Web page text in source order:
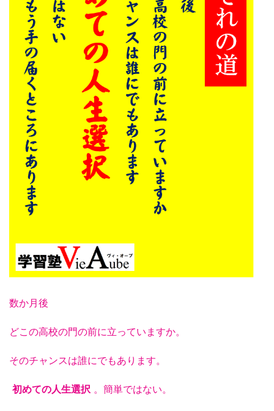
数か月後
どこの高校の門の前に立っていますか。
そのチャンスは誰にでもあります。
初めての人生選択 。簡単ではない。